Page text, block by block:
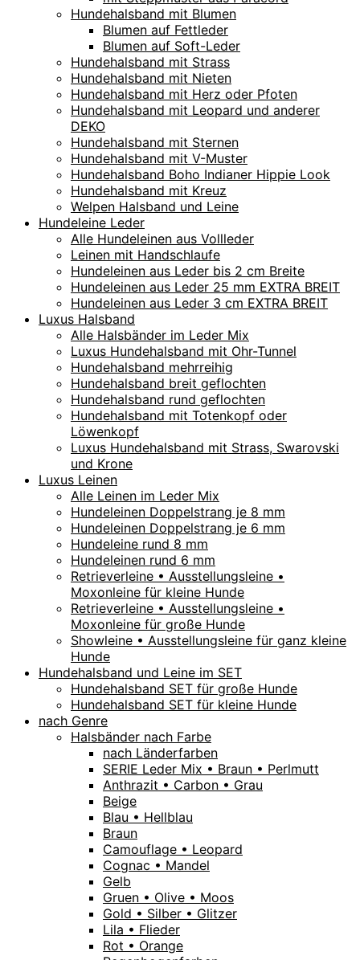
Hundehalsband mit Blumen
Blumen auf Fettleder
Blumen auf Soft-Leder
Hundehalsband mit Strass
Hundehalsband mit Nieten
Hundehalsband mit Herz oder Pfoten
Hundehalsband mit Leopard und anderer
DEKO
Hundehalsband mit Sternen
Hundehalsband mit V-Muster
Hundehalsband Boho Indianer Hippie Look
Hundehalsband mit Kreuz
Welpen Halsband und Leine
Hundeleine Leder
Alle Hundeleinen aus Vollleder
Leinen mit Handschlaufe
Hundeleinen aus Leder bis 2 cm Breite
Hundeleinen aus Leder 25 mm EXTRA BREIT
Hundeleinen aus Leder 3 cm EXTRA BREIT
Luxus Halsband
Alle Halsbänder im Leder Mix
Luxus Hundehalsband mit Ohr-Tunnel
Hundehalsband mehrreihig
Hundehalsband breit geflochten
Hundehalsband rund geflochten
Hundehalsband mit Totenkopf oder
Löwenkopf
Luxus Hundehalsband mit Strass, Swarovski
und Krone
Luxus Leinen
Alle Leinen im Leder Mix
Hundeleinen Doppelstrang je 8 mm
Hundeleinen Doppelstrang je 6 mm
Hundeleine rund 8 mm
Hundeleinen rund 6 mm
Retrieverleine • Ausstellungsleine •
Moxonleine für kleine Hunde
Retrieverleine • Ausstellungsleine •
Moxonleine für große Hunde
Showleine • Ausstellungsleine für ganz kleine
Hunde
Hundehalsband und Leine im SET
Hundehalsband SET für große Hunde
Hundehalsband SET für kleine Hunde
nach Genre
Halsbänder nach Farbe
nach Länderfarben
SERIE Leder Mix • Braun • Perlmutt
Anthrazit • Carbon • Grau
Beige
Blau • Hellblau
Braun
Camouflage • Leopard
Cognac • Mandel
Gelb
Gruen • Olive • Moos
Gold • Silber • Glitzer
Lila • Flieder
Rot • Orange